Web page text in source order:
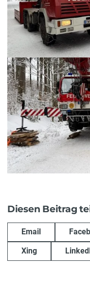
Diesen Beitrag
Email
Xing